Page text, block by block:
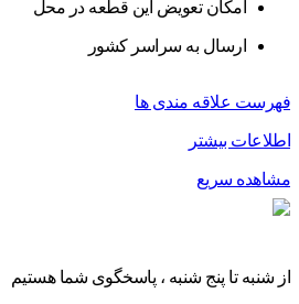
امکان تعویض این قطعه در محل
ارسال به سراسر کشور
فهرست علاقه مندی ها
اطلاعات بیشتر
مشاهده سریع
از شنبه تا پنج شنبه ، پاسخگوی شما هستیم